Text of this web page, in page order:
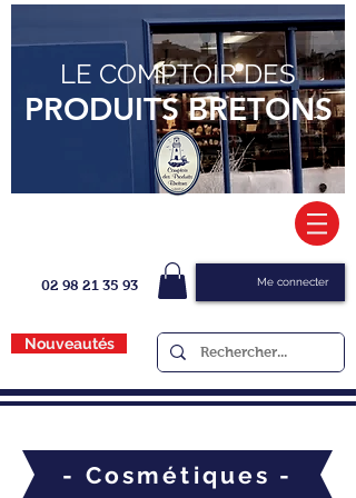
LE COMPTOIR DES
PRODUITS BRETONS
02 98 21 35 93 Me connecter
Nouveautés
- Cosmétiques -